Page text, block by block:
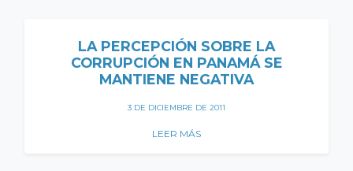
LA PERCEPCIÓN SOBRE LA
CORRUPCIÓN EN PANAMÁ SE
MANTIENE NEGATIVA
3 DE DICIEMBRE DE 2011
LEER MÁS